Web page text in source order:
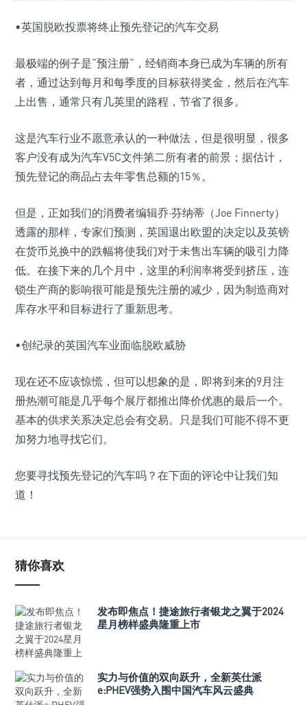
•英国脱欧投票将终止预先登记的汽车交易
最极端的例子是“预注册”，经销商本身已成为车辆的所有
者，通过达到每月和每季度的目标获得奖金，然后在汽车
上出售，通常只有几英里的路程，节省了很多。
这是汽车行业不愿意承认的一种做法，但是很明显，很多
客户没有成为汽车V5C文件第二所有者的前景；据估计，
预先登记的商品占去年零售总额的15％。
但是，正如我们的消费者编辑乔·芬纳蒂（Joe Finnerty）
透露的那样，专家们预测，英国退出欧盟的决定以及英镑
在货币兑换中的跌幅将使我们对于未售出车辆的吸引力降
低。在接下来的几个月中，这里的利润率将受到挤压，连
锁生产商的影响很可能是预先注册的减少，因为制造商对
库存水平和目标进行了重新思考。
•创纪录的英国汽车业面临脱欧威胁
现在还不应该惊慌，但可以想象的是，即将到来的9月注
册热潮可能是几乎每个展厅都推出降价优惠的最后一个。
基本的供求关系决定总会有交易。只是我们可能不得不更
加努力地寻找它们。
您要寻找预先登记的汽车吗？在下面的评论中让我们知
道！
猜你喜欢
发布即焦点！捷途旅行者银龙之翼于2024
星月榜样盛典隆重上市
实力与价值的双向跃升，全新英仕派
e:PHEV强势入围中国汽车风云盛典